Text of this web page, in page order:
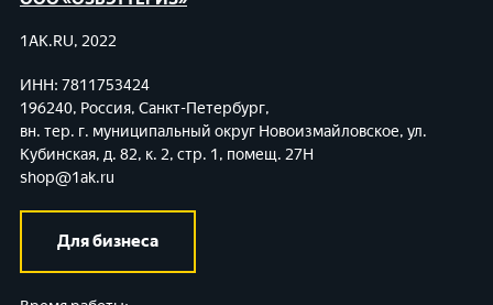
1AK.RU, 2022
ИНН: 7811753424
196240, Россия, Санкт-Петербург,
вн. тер. г. муниципальный округ Новоизмайловское, ул.
Кубинская, д. 82, к. 2, стр. 1, помещ. 27Н
shop@1ak.ru
Для бизнеса